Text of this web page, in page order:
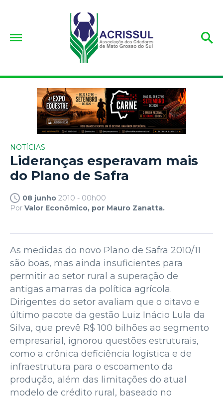
NOTÍCIAS
Lideranças esperavam mais
do Plano de Safra
08 junho 2010 - 00h00
Por Valor Econômico, por Mauro Zanatta.
As medidas do novo Plano de Safra 2010/11
são boas, mas ainda insuficientes para
permitir ao setor rural a superação de
antigas amarras da política agrícola.
Dirigentes do setor avaliam que o oitavo e
último pacote da gestão Luiz Inácio Lula da
Silva, que prevê R$ 100 bilhões ao segmento
empresarial, ignorou questões estruturais,
como a crônica deficiência logística e de
infraestrutura para o escoamento da
produção, além das limitações do atual
modelo de crédito rural, baseado no